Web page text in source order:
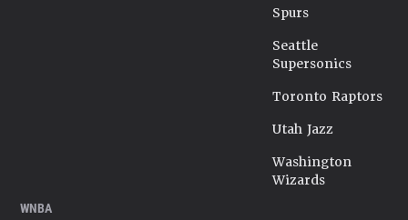
Spurs
Seattle
Supersonics
Toronto Raptors
Utah Jazz
Washington
Wizards
WNBA